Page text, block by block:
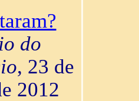
do
, 23 de
2012